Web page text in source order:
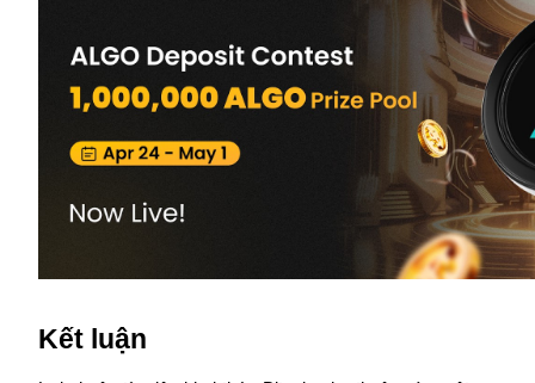
Đối tác Bitrue
Kết luận